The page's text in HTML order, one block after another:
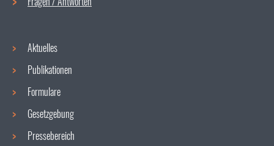
Aktuelles
Publikationen
Formulare
Gesetzgebung
Pressebereich